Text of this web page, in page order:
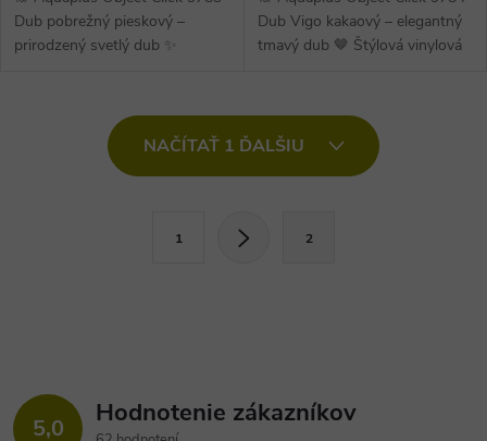
Dub pobrežný pieskový –
prirodzený svetlý dub ✨
Dub Vigo kakaový – elegantný
tmavý dub 🤎 Štýlová vinylová
útlmom...
c
NAČÍTAŤ 1 ĎALŠIU
o
1 2
5,0 Hodnotenie zákazníkov